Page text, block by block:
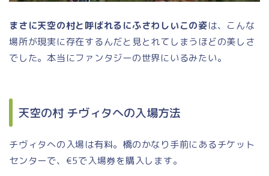
まさに天空の村と呼ばれるにふさわしいこの姿は、こんな
場所が現実に存在するんだと見とれてしまうほどの美しさ
でした。本当にファンタジーの世界にいるみたい。
天空の村 チヴィタへの入場方法
チヴィタへの入場は有料。橋のかなり手前にあるチケット
センターで、€5で入場券を購入します。